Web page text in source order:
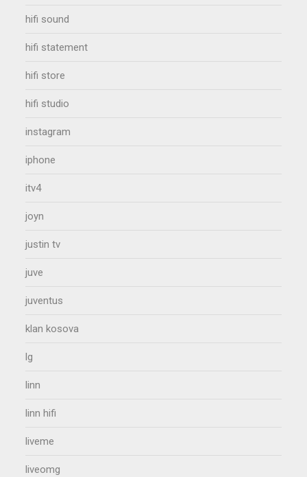
hifi sound
hifi statement
hifi store
hifi studio
instagram
iphone
itv4
joyn
justin tv
juve
juventus
klan kosova
lg
linn
linn hifi
liveme
liveomg